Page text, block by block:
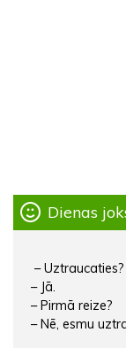
Dienas
– Uztraucaties?
– Jā.
– Pirmā reize?
– Nē, esmu